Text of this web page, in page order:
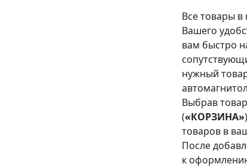
Все товары
Вашего
вам быстро
нужный
Выбрав
(«КОРЗИНА»
товаров в
После
к